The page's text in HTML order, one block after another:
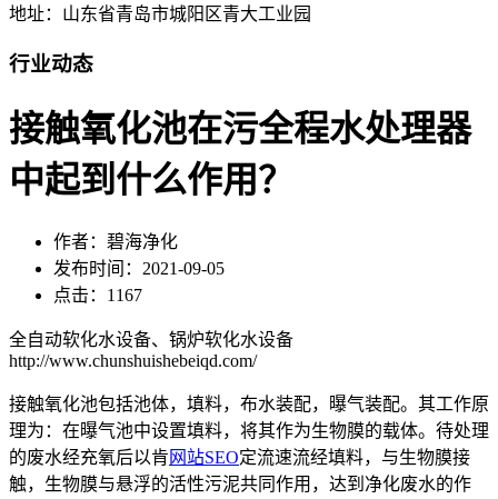
地址：山东省青岛市城阳区青大工业园
行业动态
接触氧化池在污全程水处理器
中起到什么作用？
作者：碧海净化
发布时间：2021-09-05
点击：1167
全自动软化水设备、锅炉软化水设备
http://www.chunshuishebeiqd.com/
接触氧化池包括池体，填料，布水装配，曝气装配。其工作原
理为：在曝气池中设置填料，将其作为生物膜的载体。待处理
的废水经充氧后以肯 网站SEO定流速流经填料，与生物膜接
触，生物膜与悬浮的活性污泥共同作用，达到净化废水的作